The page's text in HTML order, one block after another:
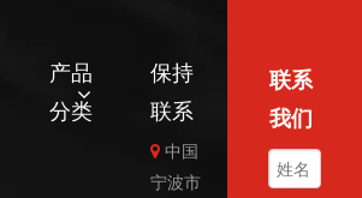
产品
分类
保持
联系
 中国
宁波市
联系
我们